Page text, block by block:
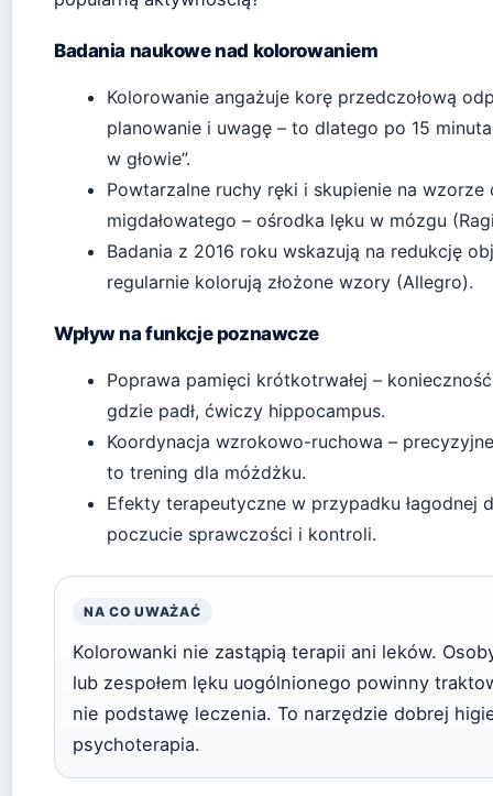
Badania naukowe nad kolorowaniem
Kolorowanie angażuje korę przedczołową
planowanie i uwagę – to dlatego po 15
w głowie”.
Powtarzalne ruchy ręki i skupienie na wzorze
migdałowatego – ośrodka lęku w mózgu
Badania z 2016 roku wskazują na redukcję
regularnie kolorują złożone wzory (Allegro).
Wpływ na funkcje poznawcze
Poprawa pamięci krótkotrwałej –
gdzie padł, ćwiczy hippocampus.
Koordynacja wzrokowo-ruchowa –
to trening dla móżdżku.
Efekty terapeutyczne w przypadku łagodnej
poczucie sprawczości i kontroli.
NA CO UWAŻAĆ
Kolorowanki nie zastąpią terapii ani leków.
lub zespołem lęku uogólnionego powinny
nie podstawę leczenia. To narzędzie dobrej
psychoterapia.